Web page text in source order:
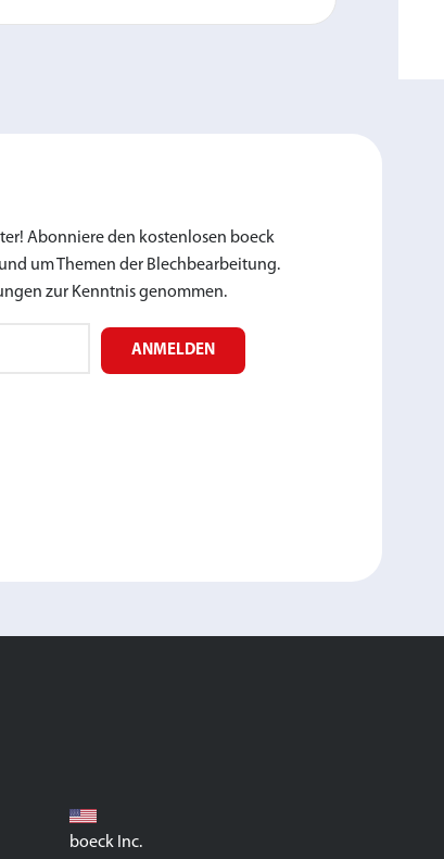
Abonniere den kostenlosen boeck
um Themen der Blechbearbeitung.
zur Kenntnis genommen.
ANMELDEN
boeck Inc.